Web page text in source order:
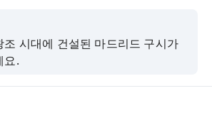
조 시대에 건설된 마드리드 구시가
요.
드리드 왕궁, 알무데나 대성당을 감